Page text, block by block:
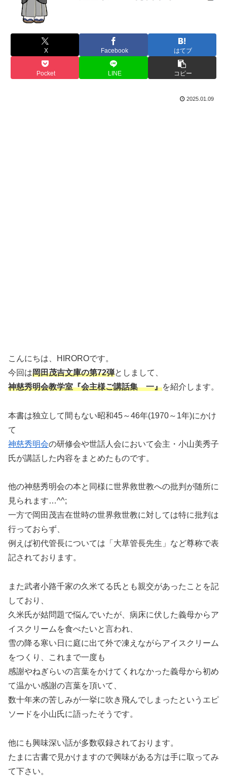
X Facebook はてブ
Pocket LINE コピー
2025.01.09
こんにちは、HIROROです。
今回は岡田茂吉文庫の第72弾としまして、
神慈秀明会教学室『会主様ご講話集 一』を紹介します。
本書は独立して間もない昭和45～46年(1970～1年)にかけ
て
神慈秀明会の研修会や世話人会において会主・小山美秀子
氏が講話した内容をまとめたものです。
他の神慈秀明会の本と同様に世界救世教への批判が随所に
見られます…^^;
一方で岡田茂吉在世時の世界救世教に対しては特に批判は
行っておらず、
例えば初代管長については「大草管長先生」など尊称で表
記されております。
また武者小路千家の久米てる氏とも親交があったことを記
しており、
久米氏が姑問題で悩んでいたが、病床に伏した義母からア
イスクリームを食べたいと言われ、
雪の降る寒い日に庭に出て外で凍えながらアイスクリーム
をつくり、これまで一度も
感謝やねぎらいの言葉をかけてくれなかった義母から初め
て温かい感謝の言葉を頂いて、
数十年来の苦しみが一挙に吹き飛んでしまったというエピ
ソードを小山氏に語ったそうです。
他にも興味深い話が多数収録されております。
たまに古書で見かけますので興味がある方は手に取ってみ
て下さい。